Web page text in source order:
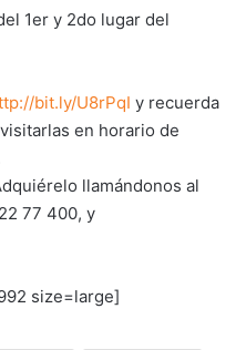
1er y 2do lugar del
bit.ly/U8rPqI y recuerda
en horario de
llamándonos al
77 400, y
size=large]